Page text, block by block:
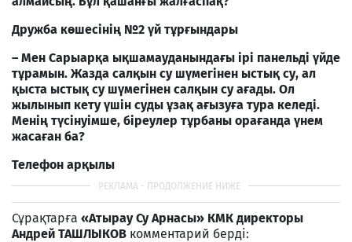
Дружба көшесінің №2 үй тұрғындары
– Мен Сарыарқа ықшамауданындағы ірі панельді үйде
тұрамын. Жазда салқын су шүмегінен ыстық су, ал
қыста ыстық су шүмегінен салқын су ағады. Ол
жылынып кету үшін суды ұзақ ағызуға тура келеді.
Менің түсінуімше, біреулер тұрбаны орағанда үнем
жасаған ба?
Телефон арқылы
Сұрақтарға «Атырау Су Арнасы» КМК директоры
Андрей ТАШЛЫКОВ комментарий берді: